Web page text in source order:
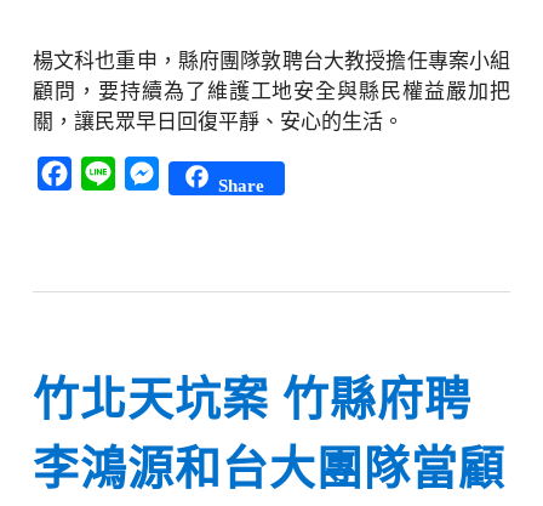
楊文科也重申，縣府團隊敦聘台大教授擔任專案小組
顧問，要持續為了維護工地安全與縣民權益嚴加把
關，讓民眾早日回復平靜、安心的生活。
Facebook
Line Messenger
Share
竹北天坑案 竹縣府聘
李鴻源和台大團隊當顧